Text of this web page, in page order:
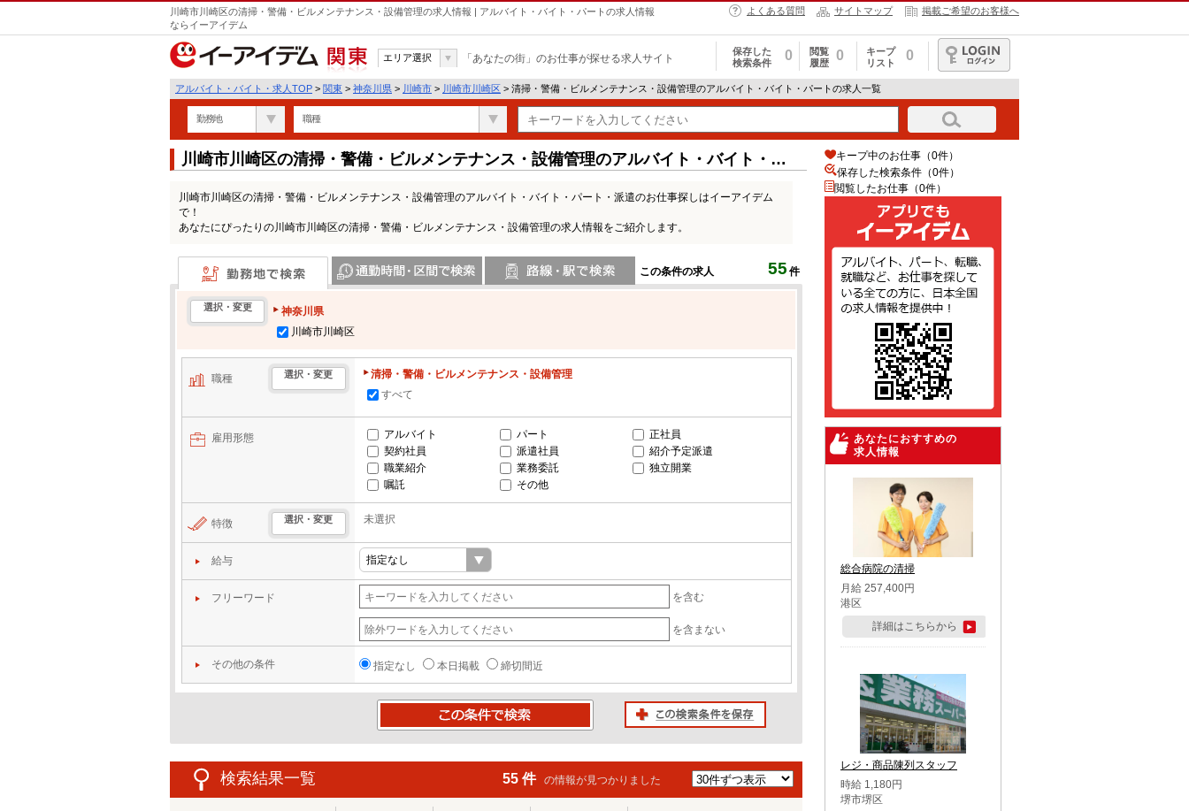
川崎市川崎区の清掃・警備・ビルメンテナンス・設備管理の求人情報 | アルバイト・バイト・パートの求人情報
ならイーアイデム
よくある質問 サイトマップ 掲載ご希望のお客様へ
関東
エリア選択 「あなたの街」のお仕事が探せる求人サイト
保存した
検索条件
0
閲覧
履歴
0
キープ
リスト
0
ログイン
アルバイト・バイト・求人TOP > 関東 > 神奈川県 > 川崎市 > 川崎市川崎区 > 清掃・警備・ビルメンテナンス・設備管理のアルバイト・バイト・パートの求人一覧
勤務地 職種
川崎市川崎区の清掃・警備・ビルメンテナンス・設備管理のアルバイト・バイト・パ
川崎市川崎区の清掃・警備・ビルメンテナンス・設備管理のアルバイト・バイト・パート・派遣のお仕事探しはイーアイデム
で！
あなたにぴったりの川崎市川崎区の清掃・警備・ビルメンテナンス・設備管理の求人情報をご紹介します。
この条件の求人 55 件
勤務地で検索
選択・変更
神奈川県
川崎市川崎区
職種 選択・変更
清掃・警備・ビルメンテナンス・設備管理
すべて
雇用形態 アルバイト パート
正社員
契約社員
派遣社員
紹介予定派遣
職業紹介
業務委託
独立開業
嘱託
その他
特徴 選択・変更 未選択
給与
フリーワード を含む
を含まない
その他の条件 指定なし 本日掲載 締切間近
検索結果一覧 55 件 の情報が見つかりました
キープ中のお仕事（0件）
保存した検索条件（0件）
閲覧したお仕事（0件）
あなたにおすすめの
求人情報
総合病院の清掃
月給 257,400円
港区
詳細はこちらから
レジ・商品陳列スタッフ
時給 1,180円
堺市堺区